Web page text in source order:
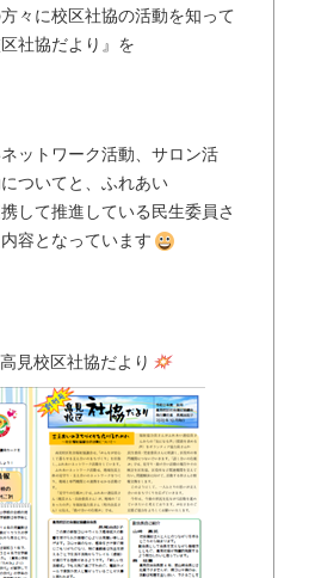
々に校区社協の活動を知って
社協だより』を
ットワーク活動、サロン活
ついてと、ふれあい
して推進している民生委員さ
容となっています
見校区社協だより